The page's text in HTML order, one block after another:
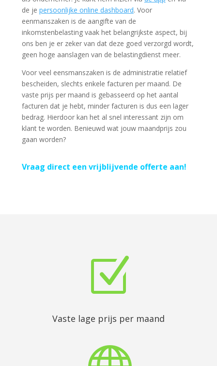
de je persoonlijke online dashboard. Voor
eenmanszaken is de aangifte van de
inkomstenbelasting vaak het belangrijkste aspect, bij
ons ben je er zeker van dat deze goed verzorgd wordt,
geen hoge aanslagen van de belastingdienst meer.
Voor veel eensmanszaken is de administratie relatief
bescheiden, slechts enkele facturen per maand. De
vaste prijs per maand is gebasseerd op het aantal
facturen dat je hebt, minder facturen is dus een lager
bedrag. Hierdoor kan het al snel interessant zijn om
klant te worden. Benieuwd wat jouw maandprijs zou
gaan worden?
Vraag direct een vrijblijvende offerte aan!
Z
Vaste lage prijs per maand